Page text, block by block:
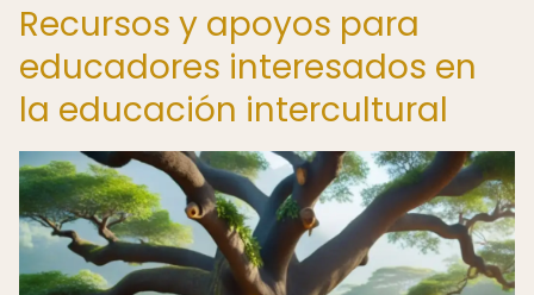
Recursos y apoyos para
educadores interesados en
la educación intercultural